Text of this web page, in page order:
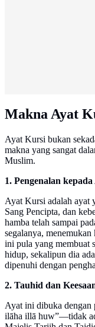
Makna Ayat
Ayat Kursi bukan
makna yang sangat
Muslim.
1. Pengenalan
Ayat Kursi adalah ayat
Sang Pencipta, dan
hamba telah sampai
segalanya,
ini pula yang membuat
hidup, sekalipun dia
dipenuhi dengan
2. Tauhid dan
Ayat ini dibuka dengan
ilāha illā huw”—tidak